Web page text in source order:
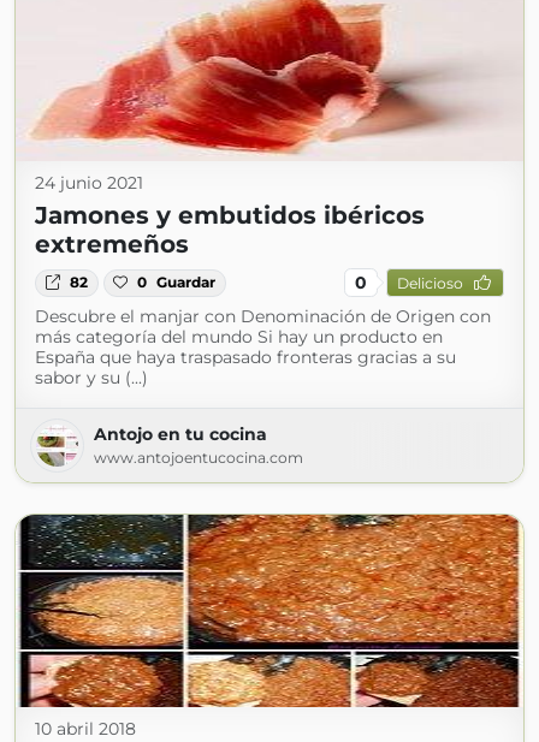
24 junio 2021
Jamones y embutidos ibéricos
extremeños
82 0 Guardar 0 Delicioso
Descubre el manjar con Denominación de Origen con
más categoría del mundo Si hay un producto en
España que haya traspasado fronteras gracias a su
sabor y su (...)
Antojo en tu cocina
www.antojoentucocina.com
10 abril 2018